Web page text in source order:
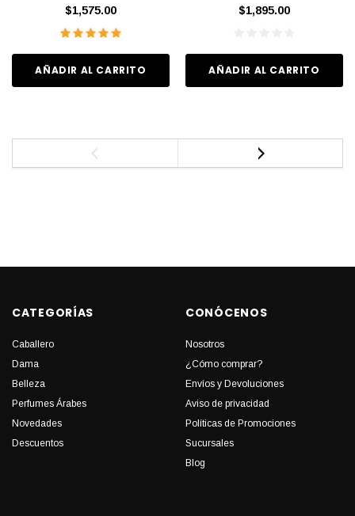
$1,575.00
AÑADIR AL CARRITO
$1,895.00
AÑADIR AL CARRITO
CATEGORÍAS
Caballero
Dama
Belleza
Perfumes Árabes
Novedades
Descuentos
CONÓCENOS
Nosotros
¿Cómo comprar?
Envíos y Devoluciones
Aviso de privacidad
Políticas de Promociones
Sucursales
Blog